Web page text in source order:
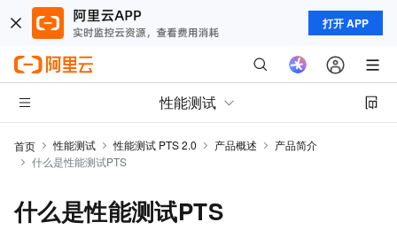
打开 APP
性能测试
首页 性能测试 性能测试 PTS 2.0 产品概述
产品简介
什么是性能测试PTS
什么是性能测试PTS